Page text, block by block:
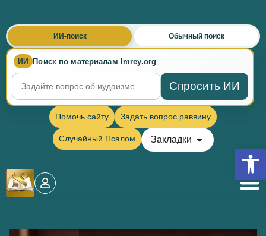
ИИ Поиск по материалам Imrey.org
Спросить ИИ
ИИ-поиск Обычный поиск
Помочь сайту Задать вопрос раввину
Случайный Псалом Закладки